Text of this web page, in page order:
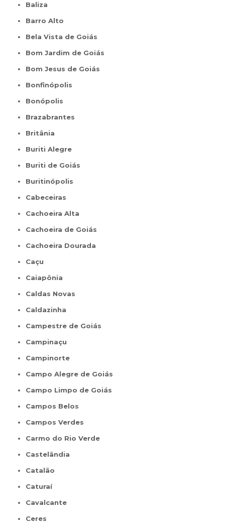
Baliza
Barro Alto
Bela Vista de Goiás
Bom Jardim de Goiás
Bom Jesus de Goiás
Bonfinópolis
Bonópolis
Brazabrantes
Britânia
Buriti Alegre
Buriti de Goiás
Buritinópolis
Cabeceiras
Cachoeira Alta
Cachoeira de Goiás
Cachoeira Dourada
Caçu
Caiapônia
Caldas Novas
Caldazinha
Campestre de Goiás
Campinaçu
Campinorte
Campo Alegre de Goiás
Campo Limpo de Goiás
Campos Belos
Campos Verdes
Carmo do Rio Verde
Castelândia
Catalão
Caturaí
Cavalcante
Ceres